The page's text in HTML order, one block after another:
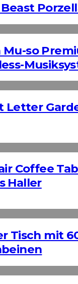
Mu-so
Letter
Coffee
Haller
Tisch mit